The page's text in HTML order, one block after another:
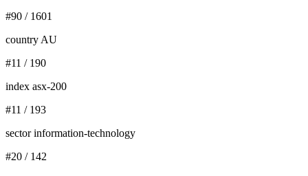
#90 / 1601
country AU
#11 / 190
index asx-200
#11 / 193
sector information-technology
#20 / 142